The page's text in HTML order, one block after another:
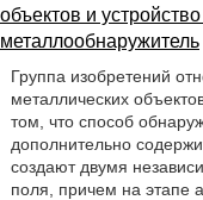
объектов и
металлообнаружитель
Группа изобретений
металлических
том, что способ
дополнительно
создают двумя
поля, причем на этапе